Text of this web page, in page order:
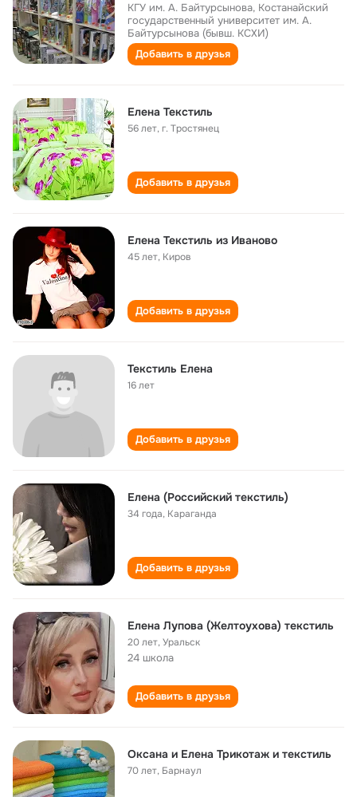
КГУ им. А. Байтурсынова, Костанайский
государственный университет им. А.
Байтурсынова (бывш. КСХИ)
Добавить в друзья
Елена Текстиль
56 лет,г. Тростянец
Добавить в друзья
Елена Текстиль из Иваново
45 лет, Киров
Добавить в друзья
Текстиль Елена
16 лет
Добавить в друзья
Елена (Российский текстиль)
34 года, Караганда
Добавить в друзья
Елена Лупова (Желтоухова) текстиль
20 лет,Уральск
24 школа
Добавить в друзья
Оксана и Елена Трикотаж и текстиль
70 лет, Барнаул